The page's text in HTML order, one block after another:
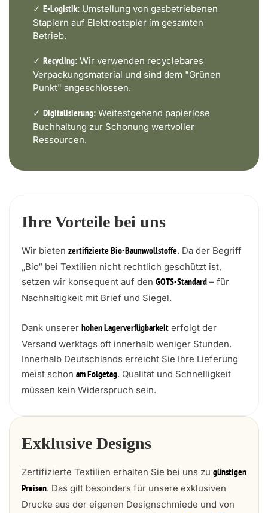
✓ E-Logistik: Umstellung von gasbetriebenen
Staplern auf Elektrostapler im gesamten
Betrieb.
✓ Recycling: Wir verwenden recyclebares
Verpackungsmaterial und sind dem "Grünen
Punkt" angeschlossen.
✓ Digitalisierung: Weitestgehend papierlose
Buchhaltung zur Schonung wertvoller
Ressourcen.
Ihre Vorteile bei uns
Wir bieten zertifizierte Bio-Baumwollstoffe. Da der Begriff
„Bio“ bei Textilien nicht rechtlich geschützt ist,
setzen wir konsequent auf den GOTS-Standard – für
Nachhaltigkeit mit Brief und Siegel.
Dank unserer hohen Lagerverfügbarkeit erfolgt der
Versand werktags oft innerhalb weniger Stunden.
Innerhalb Deutschlands erreicht Sie Ihre Lieferung
meist schon am Folgetag. Qualität und Schnelligkeit
müssen kein Widerspruch sein.
Exklusive Designs
Zertifizierte Textilien erhalten Sie bei uns zu günstigen
Preisen. Das gilt besonders für unsere exklusiven
Drucke aus der eigenen Designschmiede und von